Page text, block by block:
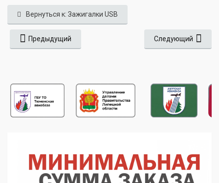
Вернуться к: Зажигалки USB
Предыдущий Следующий